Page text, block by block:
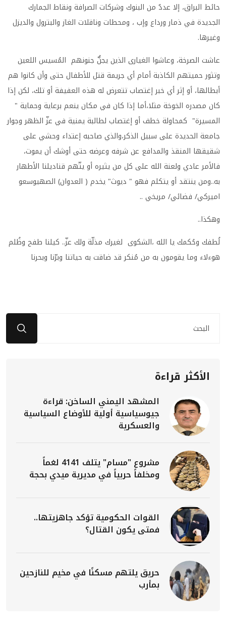
حائط البراق، إلا عددٌ من البنوك وشركات الصرافة ونقاط الجمارك
الجديدة في ذمار ورداع وإب ، ومحطات وناقلات الغاز والبترول والديزل
وغيرها.
عاشت الصرخة، وعاشوا الغيارى الذين يجنُّ جنونهم المُسيس اللعين
وتثور حميتهم الكاذبة أمام أي جريمة قتل للأطفال حتى وأن كانوا هم
أبطالها، أو إثر أي خبر إغتصاب تتعرض له هذه العفيفة أو تلك، لكن إذا
كان مصدره الخوخة مثلا،أما إذا كان في مكان ينعم برعاية وحماية "
المسيرة" كمحاولة خطف أو إغتصاب لطالبة يمنية في عزّ الظهر وجوار
جامعة الحديدة على سبيل الذكر،والذي صاحبه إعتداء وحشي على
شقيقها المنقذ والمدافع عن شرفه وعرضه حتى أوشك أن يموت،
فالأمر عادي ولعنة الله على كل من يثيره أو يتّهم قناديلنا الأطهار
به..ومن ينتقد أو يتكلم فهو " ديوث" يخدم ( العدوان) الصهيوسعو
اميركي/ فضائي/ مريخي ..
وهكذا..
لُطفك وحُكمك يا الله ،الشكوى لغيرك مذلّة ولك عزّ.. كيلنا طفح وظُلم
هوءلاء وما يقومون به من مُنكر قد ضاقت به حياتنا وبرّنا وبحرنا
الأكثر قراءة
المشهد اليمني الساخن: قراءة
جيوسياسية أولية للأوضاع السياسية
والعسكرية
مشروع "مسام" يتلف 4141 لغماً
ومخلفاً حربياً في مديرية ميدي بحجة
القوات الحكومية تؤكد جاهزيتها..
فمتى يكون القتال؟
حريق يلتهم مسكنًا في مخيم للنازحين
بمأرب